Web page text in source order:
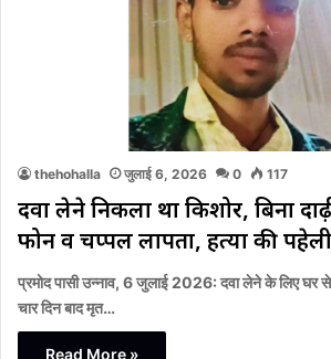
thehohalla जुलाई 6, 2026 0 117
दवा लेने निकला था किशोर, बिना
फोन व चप्पल लापता, हत्या की
प्रमोद पासी उन्नाव, 6 जुलाई 2026: दवा लेने के लिए घर से
चार दिन बाद मृत…
Read More »